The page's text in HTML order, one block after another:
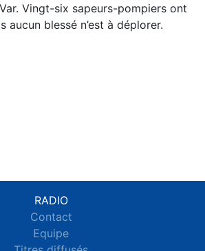
Vingt-six sapeurs-pompiers ont
aucun blessé n’est à déplorer.
RADIO
Contact
Equipe